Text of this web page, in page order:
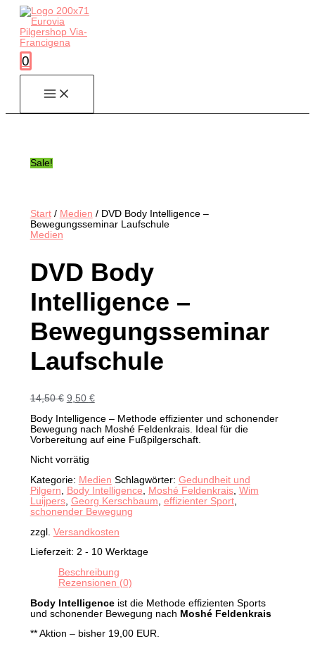
Zum
springen
0
Sale!
Start/ Medien / DVD Body Intelligence –
Bewegungsseminar Laufschule
Medien
DVD Body
Intelligence –
Bewegungsseminar
Laufschule
14,50€ Ursprünglicher
war:
14,50 €
9,50 €Aktueller
ist:
9,50 €.
Body Intelligence – Methode effizienter und schonender
Bewegung nach Moshé Feldenkrais. Ideal für die
Vorbereitung auf eine Fußpilgerschaft.
Nicht vorrätig
Kategorie: Medien Schlagwörter: Gedundheit und
Pilgern, Body Intelligence, Moshé Feldenkrais, Wim
Luijpers, Georg Kerschbaum, effizienter Sport,
schonender Bewegung
zzgl. Versandkosten
Lieferzeit: 2 - 10 Werktage
Beschreibung
Rezensionen (0)
Body Intelligenceist die Methode effizienten Sports
und schonender Bewegung nach Moshé Feldenkrais
** Aktion – bisher 19,00 EUR.